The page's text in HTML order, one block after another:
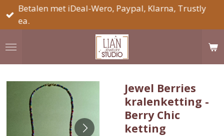
Ga
direct
de
Betalen met iDeal-Wero, Paypal, Klarna, Trustly
ea.
Jewel Berries
kralenketting -
Berry Chic
ketting